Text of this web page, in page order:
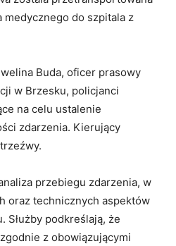
medycznego do szpitala z
Buda, oficer prasowy
w Brzesku, policjanci
na celu ustalenie
zdarzenia. Kierujący
przebiegu zdarzenia, w
oraz technicznych aspektów
Służby podkreślają, że
z obowiązującymi